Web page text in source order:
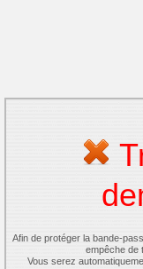
Afin de protéger la bande-
empêche de
Vous serez